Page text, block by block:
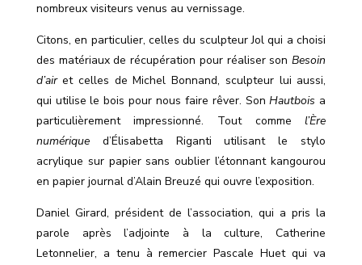
nombreux visiteurs venus au vernissage.
Citons, en particulier, celles du sculpteur Jol qui a choisi
des matériaux de récupération pour réaliser sonBesoin
d’airet celles de Michel Bonnand, sculpteur lui aussi,
qui utilise le bois pour nous faire rêver. SonHautbois a
particulièrement impressionné. Tout commel’Ère
numériqued’Élisabetta Riganti utilisant le stylo
acrylique sur papier sans oublier l’étonnant kangourou
en papier journal d’Alain Breuzé qui ouvre l’exposition.
Daniel Girard, président de l’association, qui a pris la
parole après l’adjointe à la culture, Catherine
Letonnelier, a tenu à remercier Pascale Huet qui va